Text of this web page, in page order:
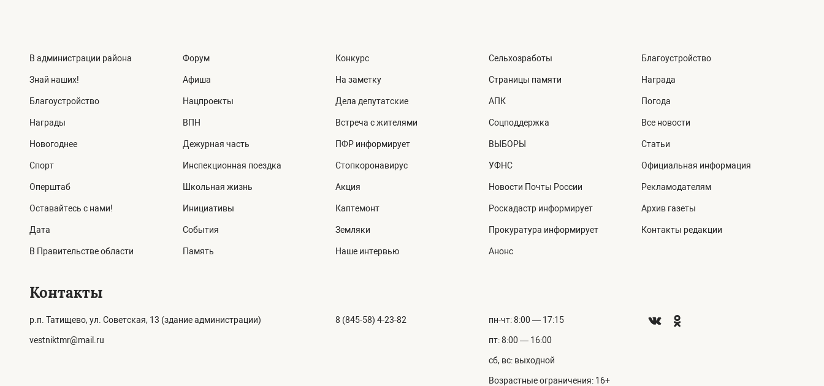
В администрации района
Знай наших!
Благоустройство
Награды
Новогоднее
Спорт
Оперштаб
Оставайтесь с нами!
Дата
В Правительстве области
Форум
Афиша
Нацпроекты
ВПН
Дежурная часть
Инспекционная поездка
Школьная жизнь
Инициативы
События
Память
Конкурс
На заметку
Дела депутатские
Встреча с жителями
ПФР информирует
Стопкоронавирус
Акция
Каптемонт
Земляки
Наше интервью
Сельхозработы
Страницы памяти
АПК
Соцподдержка
ВЫБОРЫ
УФНС
Новости Почты России
Роскадастр информирует
Прокуратура информирует
Анонс
Благоустройство
Награда
Погода
Все новости
Статьи
Официальная информация
Рекламодателям
Архив газеты
Контакты редакции
Контакты
р.п. Татищево, ул. Советская, 13 (здание администрации)
vestniktmr@mail.ru
8 (845-58) 4-23-82 пн-чт: 8:00 — 17:15
пт: 8:00 — 16:00
сб, вс: выходной
Возрастные ограничения: 16+